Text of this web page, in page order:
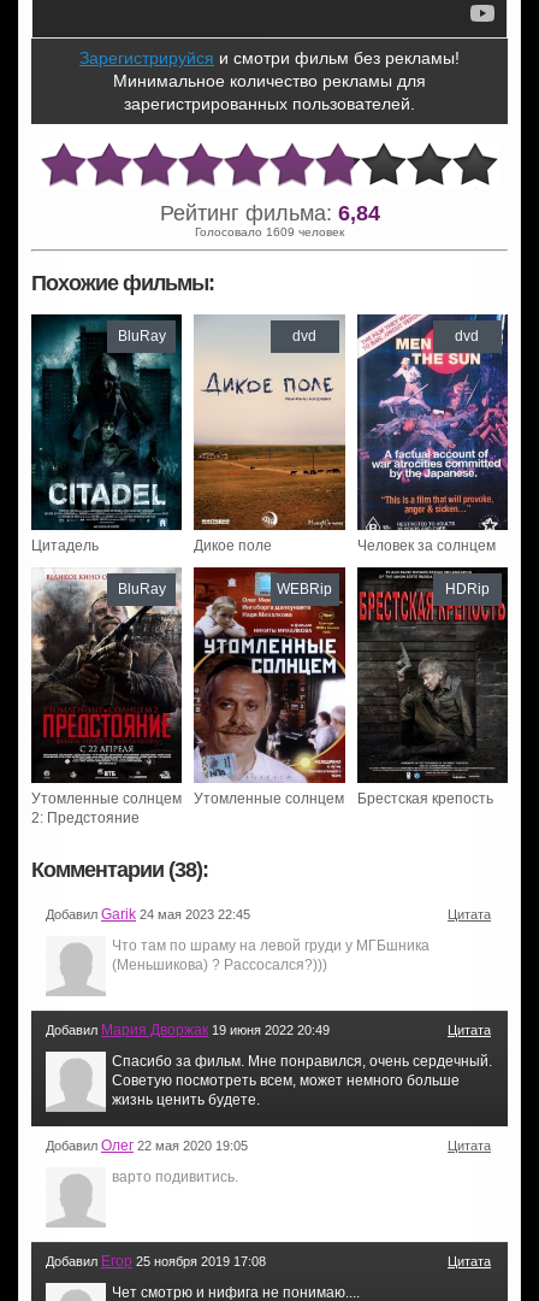
Зарегистрируйся и смотри фильм без рекламы!
Минимальное количество рекламы для
зарегистрированных пользователей.
Рейтинг фильма: 6,84
Голосовало 1609 человек
Похожие фильмы:
Цитадель
BluRay
Дикое поле
dvd
Человек за солнцем
dvd
Утомленные солнцем
2: Предстояние
BluRay
Утомленные солнцем
WEBRip
Брестская крепость
HDRip
Комментарии (38):
Добавил Garik 24 мая 2023 22:45 Цитата
Что там по шраму на левой груди у МГБшника
(Меньшикова) ? Рассосался?)))
Добавил Мария Дворжак 19 июня 2022 20:49 Цитата
Спасибо за фильм. Мне понравился, очень сердечный.
Советую посмотреть всем, может немного больше
жизнь ценить будете.
Добавил Олег 22 мая 2020 19:05 Цитата
варто подивитись.
Добавил Егор 25 ноября 2019 17:08 Цитата
Чет смотрю и нифига не понимаю....